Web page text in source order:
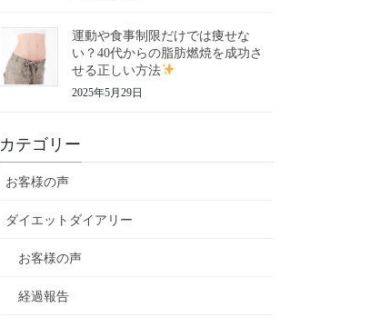
運動や食事制限だけでは痩せな
い？40代からの脂肪燃焼を成功さ
せる正しい方法
2025年5月29日
カテゴリー
お客様の声
ダイエットダイアリー
お客様の声
経過報告